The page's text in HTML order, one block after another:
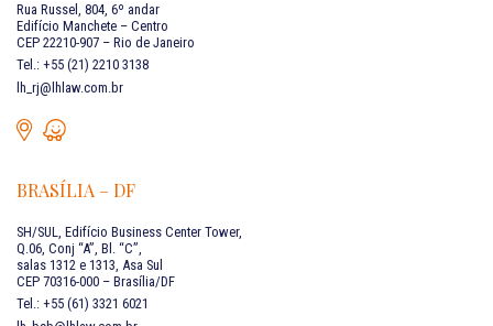
Rua Russel, 804, 6º andar
Edifício Manchete – Centro
CEP 22210-907 – Rio de Janeiro
Tel.: +55 (21) 2210 3138
lh_rj@lhlaw.com.br
BRASÍLIA – DF
SH/SUL, Edifício Business Center Tower,
Q.06, Conj “A”, Bl. “C”,
salas 1312 e 1313, Asa Sul
CEP 70316-000 – Brasília/DF
Tel.: +55 (61) 3321 6021